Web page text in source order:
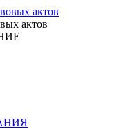
актов